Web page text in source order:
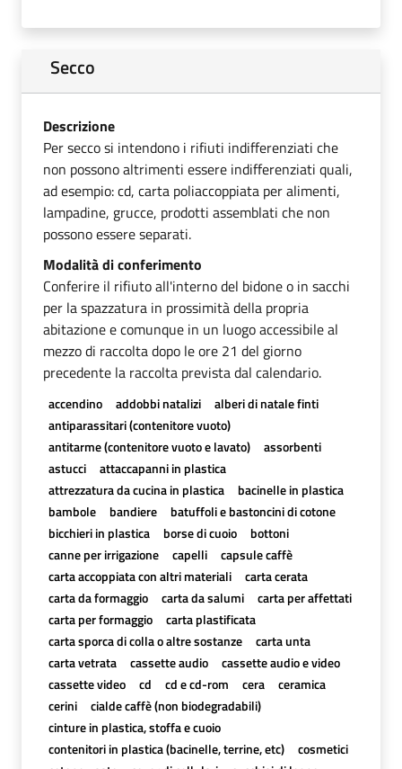
Secco
Descrizione
Per secco si intendono i rifiuti indifferenziati che
non possono altrimenti essere indifferenziati quali,
ad esempio: cd, carta poliaccoppiata per alimenti,
lampadine, grucce, prodotti assemblati che non
possono essere separati.
Modalità di conferimento
Conferire il rifiuto all'interno del bidone o in sacchi
per la spazzatura in prossimità della propria
abitazione e comunque in un luogo accessibile al
mezzo di raccolta dopo le ore 21 del giorno
precedente la raccolta prevista dal calendario.
accendino addobbi natalizi
alberi di natale finti
antiparassitari (contenitore vuoto)
antitarme (contenitore vuoto e lavato)
assorbenti
astucci
attaccapanni in plastica
attrezzatura da cucina in plastica
bacinelle in plastica
bambole
bandiere
batuffoli e bastoncini di cotone
bicchieri in plastica
borse di cuoio
bottoni
canne per irrigazione
capelli
capsule caffè
carta accoppiata con altri materiali
carta cerata
carta da formaggio
carta da salumi
carta per affettati
carta per formaggio
carta plastificata
carta sporca di colla o altre sostanze
carta unta
carta vetrata
cassette audio
cassette audio e video
cassette video
cd cd e cd-rom cera
ceramica
cerini
cialde caffè (non biodegradabili)
cinture in plastica, stoffa e cuoio
contenitori in plastica (bacinelle, terrine, etc)
cosmetici